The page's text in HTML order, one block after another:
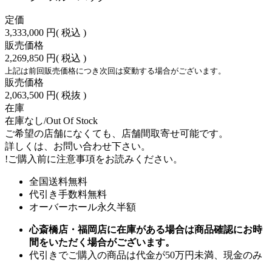
定価
3,333,000 円( 税込 )
販売価格
2,269,850 円( 税込 )
上記は前回販売価格につき次回は変動する場合がございます。
販売価格
2,063,500 円( 税抜 )
在庫
在庫なし/Out Of Stock
ご希望の店舗になくても、店舗間取寄せ可能です。
詳しくは、お問い合わせ下さい。
!ご購入前に注意事項をお読みください。
全国送料無料
代引き手数料無料
オーバーホール永久半額
心斎橋店・福岡店に在庫がある場合は商品確認にお時
間をいただく場合がございます。
代引きでご購入の商品は代金が50万円未満、現金のみ